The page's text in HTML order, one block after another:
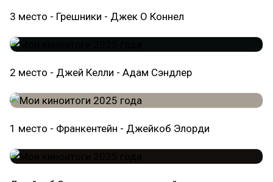
3 место - Грешники - Джек О Коннел
2 место - Джей Келли - Адам Сэндлер
1 место - Франкентейн - Джейкоб Элорди